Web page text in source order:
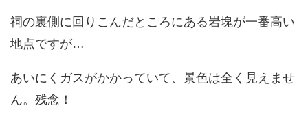
祠の裏側に回りこんだところにある岩塊が一番高い
地点ですが…
あいにくガスがかかっていて、景色は全く見えませ
ん。残念！